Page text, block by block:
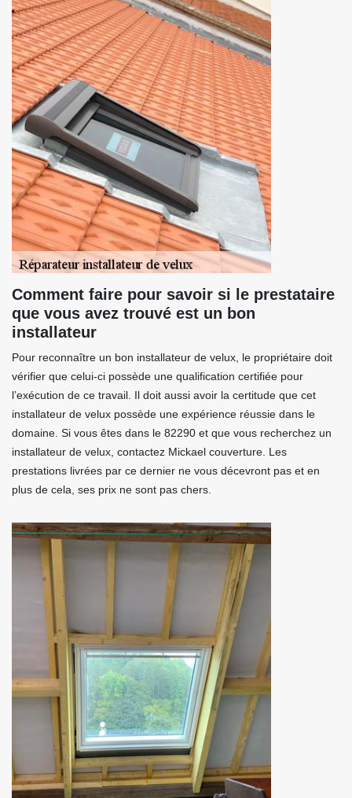
Comment faire pour savoir si le prestataire
que vous avez trouvé est un bon
installateur
Pour reconnaître un bon installateur de velux, le propriétaire doit
vérifier que celui-ci possède une qualification certifiée pour
l’exécution de ce travail. Il doit aussi avoir la certitude que cet
installateur de velux possède une expérience réussie dans le
domaine. Si vous êtes dans le 82290 et que vous recherchez un
installateur de velux, contactez Mickael couverture. Les
prestations livrées par ce dernier ne vous décevront pas et en
plus de cela, ses prix ne sont pas chers.